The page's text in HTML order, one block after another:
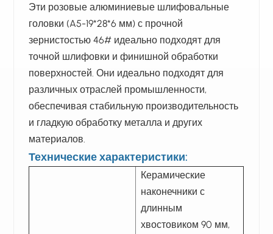
Эти розовые алюминиевые шлифовальные
головки (A5-19*28*6 мм) с прочной
зернистостью 46# идеально подходят для
точной шлифовки и финишной обработки
поверхностей. Они идеально подходят для
различных отраслей промышленности,
обеспечивая стабильную производительность
и гладкую обработку металла и других
материалов.
Технические характеристики:
Керамические
наконечники с
длинным
хвостовиком 90 мм,